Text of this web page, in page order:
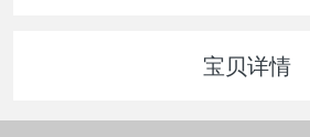
宝贝详情